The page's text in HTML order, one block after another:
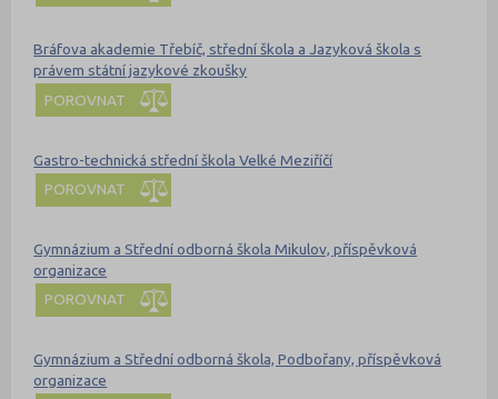
Bráfova akademie Třebíč, střední škola a Jazyková škola s
právem státní jazykové zkoušky
POROVNAT
Gastro-technická střední škola Velké Meziříčí
POROVNAT
Gymnázium a Střední odborná škola Mikulov, příspěvková
organizace
POROVNAT
Gymnázium a Střední odborná škola, Podbořany, příspěvková
organizace